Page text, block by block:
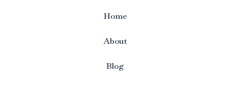
Home
About
Blog